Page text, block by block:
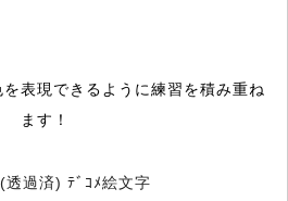
表現できるように練習を積み重ね
ます！